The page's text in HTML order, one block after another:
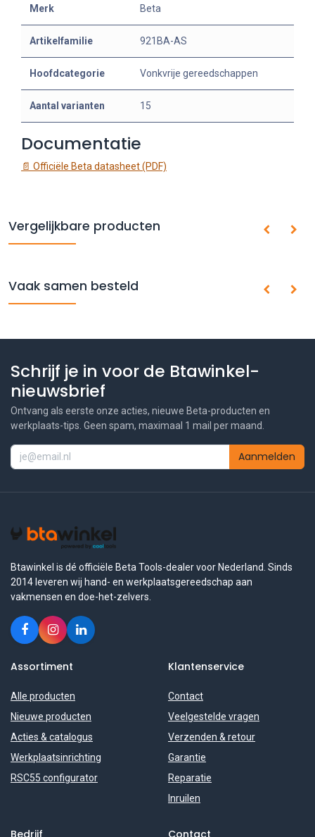
Merk Beta
Artikelfamilie 921BA-AS
Hoofdcategorie Vonkvrije gereedschappen
Aantal varianten 15
Documentatie
📄 Officiële Beta datasheet (PDF)
Vergelijkbare producten
Vaak samen besteld
Schrijf je in voor de Btawinkel-
nieuwsbrief
Ontvang als eerste onze acties, nieuwe Beta-producten en
werkplaats-tips. Geen spam, maximaal 1 mail per maand.
Aanmelden
Btawinkel is dé officiële Beta Tools-dealer voor Nederland. Sinds
2014 leveren wij hand- en werkplaatsgereedschap aan
vakmensen en doe-het-zelvers.
Assortiment
Alle producten
Nieuwe producten
Acties & catalogus
Werkplaatsinrichting
RSC55 configurator
Klantenservice
Contact
Veelgestelde vragen
Verzenden & retour
Garantie
Reparatie
Inruilen
Bedrijf Contact